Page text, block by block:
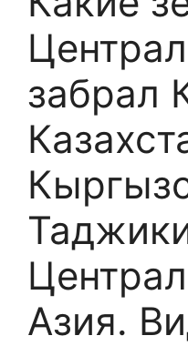
забрал
Азия.